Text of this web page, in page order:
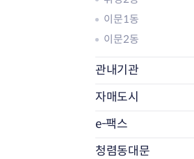
부동산소식
조상땅찾기
이문1동
이문2동
관내기관
자매도시
e-팩스
청렴동대문